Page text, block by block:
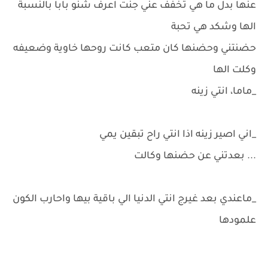
عنها بدل ما هي تخفف عني جنت اعرف شنو بابا بالنسبة
الها وشكد هي تحبة
حضنتني وحضنها كان متعب كانت روحها خاوية وضعيفه
وكلت الها
_ماما، انتي زينه
_اني اصير زينه اذا انتي راح تبقين يمي
... بعدتني عن حضنها وكالت
_ماعندي بعد غيرج انتي الدنيا الي باقية بيها واحارب الكون
علمودها